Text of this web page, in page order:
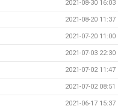
2021-08-30 16:03
2021-08-20 11:37
2021-07-20 11:00
2021-07-03 22:30
2021-07-02 11:47
2021-07-02 08:51
2021-06-17 15:37